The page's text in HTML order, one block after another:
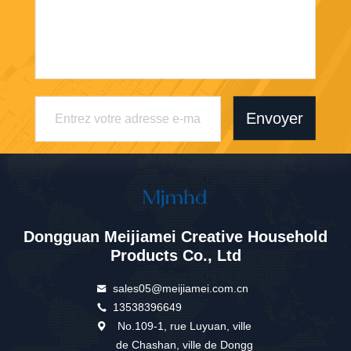
Envoyer
Dongguan Meijiamei Creative Household
Products Co., Ltd
sales05@meijiamei.com.cn
13538396649
No.109-1, rue Luyuan, ville
de Chashan, ville de Dongg